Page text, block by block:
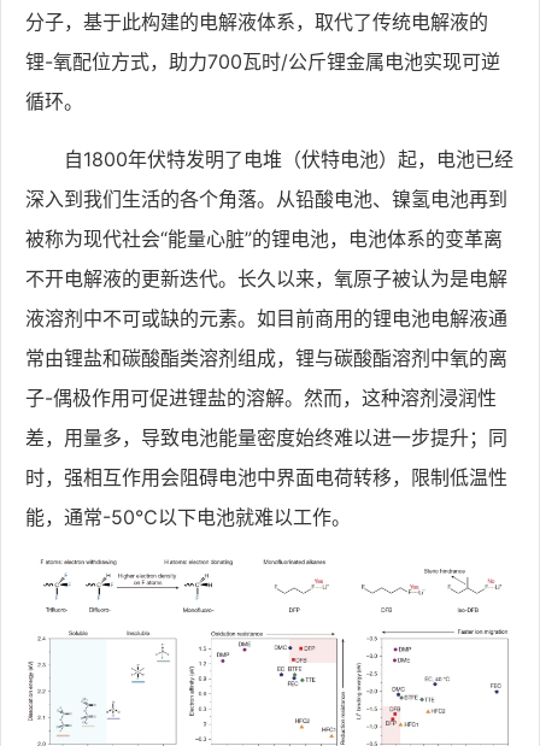
分子，基于此构建的电解液体系，取代了传统电解液的
锂-氧配位方式， 助力700瓦时/公斤锂金属电池实现可逆
循环。
自1800年伏特发明了电堆（伏特电池）起，电池已经
深入到我们生活的各个角落。从铅酸电池、镍氢电池再到
被称为现代社会“能量心脏”的锂电池， 电池体系的变革离
不开电解液的更新迭代。 长久以来，氧原子被认为是电解
液溶剂中不可或缺的元素。 如目前商用的锂电池电解液通
常由锂盐和碳酸酯类溶剂组成，锂与碳酸酯溶剂中氧的离
子-偶极作用可促进锂盐的溶解。然而，这种溶剂浸润性
差，用量多，导致电池能量密度始终难以进一步提升；同
时，强相互作用会阻碍电池中界面电荷转移，限制低温性
能，通常-50℃以下电池就难以工作。